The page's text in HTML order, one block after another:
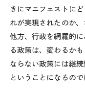
きにマニフェストに
れが実現されたのか、
他方、行政を網羅的
る政策は、変わるか
ならない政策には継
ということになるので